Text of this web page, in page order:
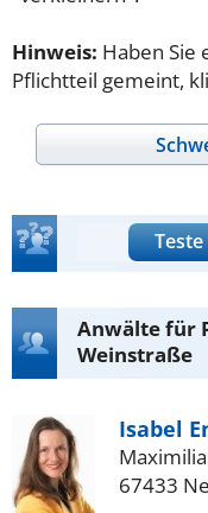
Hinweis: Haben Sie
Pflichtteil gemeint,
Anwälte für
Weinstraße
Isabel
67433